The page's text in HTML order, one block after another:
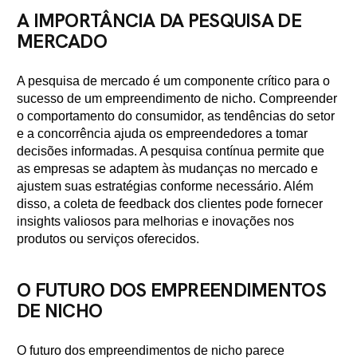
A IMPORTÂNCIA DA PESQUISA DE
MERCADO
A pesquisa de mercado é um componente crítico para o
sucesso de um empreendimento de nicho. Compreender
o comportamento do consumidor, as tendências do setor
e a concorrência ajuda os empreendedores a tomar
decisões informadas. A pesquisa contínua permite que
as empresas se adaptem às mudanças no mercado e
ajustem suas estratégias conforme necessário. Além
disso, a coleta de feedback dos clientes pode fornecer
insights valiosos para melhorias e inovações nos
produtos ou serviços oferecidos.
O FUTURO DOS EMPREENDIMENTOS
DE NICHO
O futuro dos empreendimentos de nicho parece